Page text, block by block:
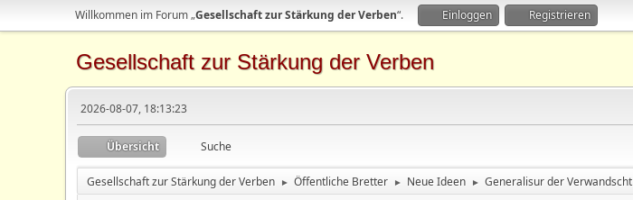
Willkommen im Forum „Gesellschaft zur Stärkung der Verben“. Einloggen Registrieren
Gesellschaft zur Stärkung der Verben
2026-08-07, 18:13:23
Übersicht Suche
Gesellschaft zur Stärkung der Verben ► Öffentliche Bretter ► Neue Ideen ► Generalisur der Verwandscht